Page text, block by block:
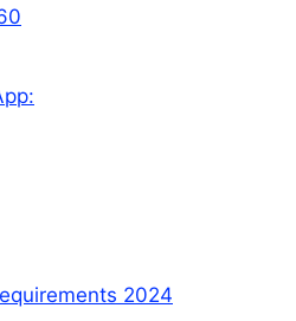
2024